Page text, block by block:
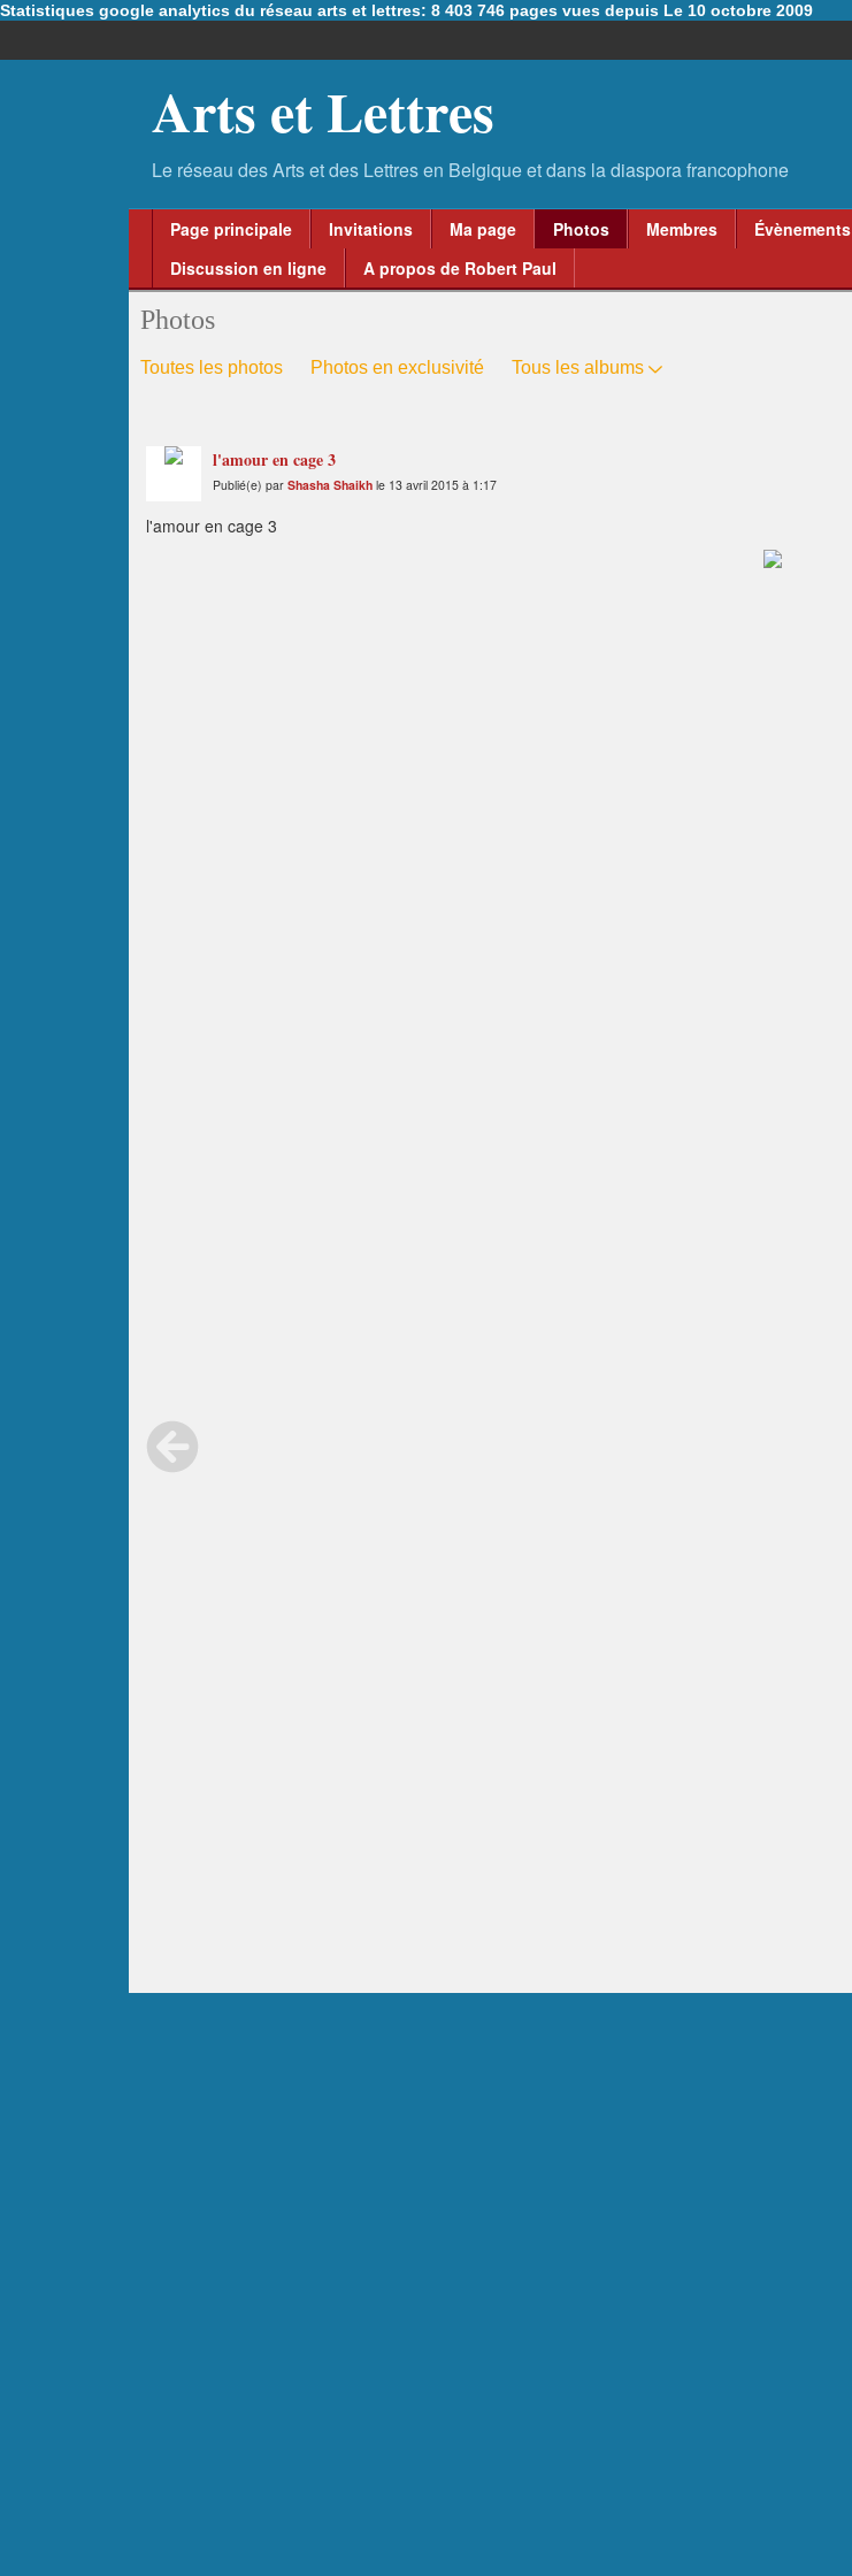
Statistiques google analytics du réseau arts et lettres: 8 403 746 pages vues depuis Le 10 octobre 2009
Arts et Lettres
Page principale Invitations Ma page Photos Membres Évènements
Discussion en ligne
A propos de Robert Paul
Photos
Toutes les photos Photos en exclusivité Tous les albums
l'amour en cage 3
Publié(e) par Shasha Shaikh le 13 avril 2015 à 1:17
l'amour en cage 3